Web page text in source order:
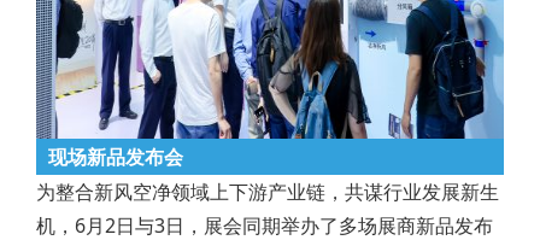
现场新品发布会
为整合新风空净领域上下游产业链，共谋行业发展新生
机，6月2日与3日，展会同期举办了多场展商新品发布